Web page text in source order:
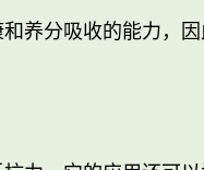
养分吸收的能力，因